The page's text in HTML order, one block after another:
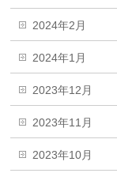
2024年2月
2024年1月
2023年12月
2023年11月
2023年10月